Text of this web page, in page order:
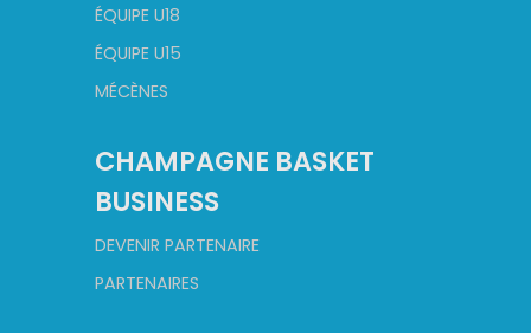
ÉQUIPE U18
ÉQUIPE U15
MÉCÈNES
CHAMPAGNE BASKET
BUSINESS
DEVENIR PARTENAIRE
PARTENAIRES